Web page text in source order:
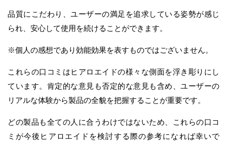
品質にこだわり、ユーザーの満足を追求している姿勢が感じ
られ、安心して使用を続けることができます。
※個人の感想であり効能効果を表すものではございません。
これらの口コミはヒアロエイドの様々な側面を浮き彫りにし
ています。肯定的な意見も否定的な意見も含め、ユーザーの
リアルな体験から製品の全貌を把握することが重要です。
どの製品も全ての人に合うわけではないため、これらの口コ
ミが今後ヒアロエイドを検討する際の参考になれば幸いで